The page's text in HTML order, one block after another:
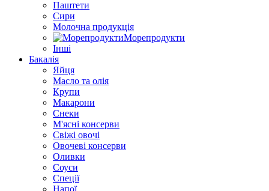
Паштети
Сири
Молочна продукція
Морепродукти
Інші
Бакалія
Яйця
Масло та олія
Крупи
Макарони
Снеки
М'ясні консерви
Свіжі овочі
Овочеві консерви
Оливки
Соуси
Спеції
Напої